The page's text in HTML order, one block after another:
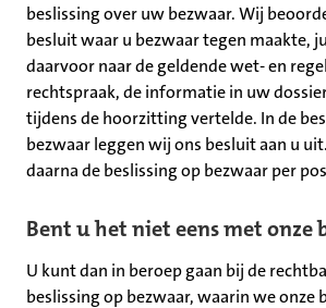
beslissing over uw bezwaar. Wij
besluit waar u bezwaar tegen maakte,
daarvoor naar de geldende wet- en
rechtspraak, de informatie in uw
tijdens de hoorzitting vertelde. In de
bezwaar leggen wij ons besluit aan u
daarna de beslissing op bezwaar per
Bent u het niet eens met onze
U kunt dan in beroep gaan bij de
beslissing op bezwaar, waarin we onze